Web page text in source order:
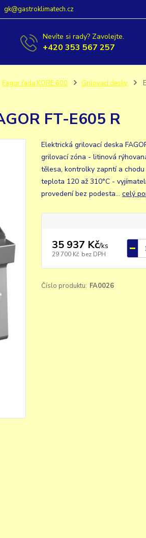
gk@gastroklimatech.cz
Nevíte si rady? Zavolejte.
+420 353 567 257
Fagor řada KORE 600 Grilovací desky
FT-E605 R
Elektrická grilovací deska
grilovací zóna - litinová
tělesa, kontrolky zapntí a
teplota 120 až 310°C -
provedení bez podesta... celý
35 937 Kč/ks
29 700 Kč bez DPH
Číslo produktu: FA0026